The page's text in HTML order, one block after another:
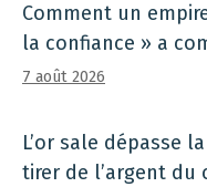
Comment un
la confiance » a
7 août 2026
L’or sale dépasse
tirer de l’argent du